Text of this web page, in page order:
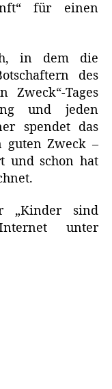
für einen
in dem die
des
Tages
und jeden
spendet das
guten Zweck –
und schon hat
„Kinder sind
unter